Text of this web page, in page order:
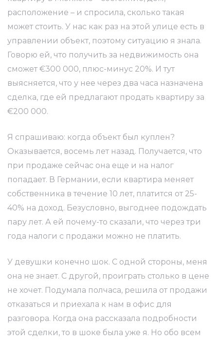
расположение – и спросила, сколько такая
может стоить. У нас как раз на этой улице есть в
управлении объект, поэтому ситуацию я знала.
Говорю ей, что получить за недвижимость она
сможет €300 000, плюс-минус 20%. И тут
выясняется, что у нее через два часа назначена
сделка, где ей предлагают продать квартиру за
€200 000.
Я спрашиваю: когда объект был куплен?
Оказывается, восемь лет назад. Получается, что
при продаже сейчас она еще и на налог
попадает. В Германии, если квартира меняет
собственника в течение 10 лет, платится от 25-
40% на доход. Безусловно, выгоднее подождать
пару лет. А ей почему-то сказали, что через три
года налоги с продажи можно не платить.
У девушки конечно шок. С одной стороны, меня
она не знает. С другой, проиграть столько в цене
не хочет. Подумала полчаса, решила от продажи
отказаться и приехала к нам в офис для
разговора. Когда она рассказала подробности
этой сделки, то в шоке была уже я. Но обо всем
от